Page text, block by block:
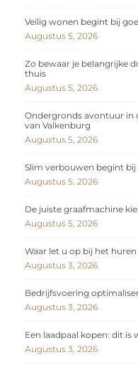
Veilig wonen begint bij
Augustus 5, 2026
Zo bewaar je belangrijke
thuis
Augustus 5, 2026
Ondergronds avontuur in
van Valkenburg
Augustus 5, 2026
Slim verbouwen begint
Augustus 5, 2026
De juiste graafmachine
Augustus 5, 2026
Waar let u op bij het
Augustus 3, 2026
Bedrijfsvoering
Augustus 3, 2026
Een laadpaal kopen: dit is
Augustus 3, 2026